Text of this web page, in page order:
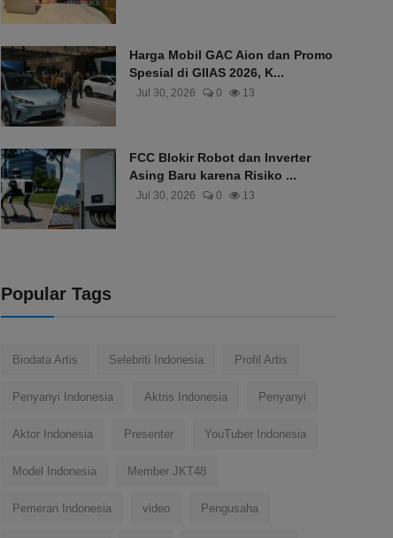
Harga Mobil GAC Aion dan Promo
Spesial di GIIAS 2026, K...
Jul 30, 2026 0 13
FCC Blokir Robot dan Inverter
Asing Baru karena Risiko ...
Jul 30, 2026 0 13
Popular Tags
Biodata Artis Selebriti Indonesia Profil Artis
Penyanyi Indonesia Aktris Indonesia Penyanyi
Aktor Indonesia Presenter YouTuber Indonesia
Model Indonesia Member JKT48
Pemeran Indonesia video Pengusaha